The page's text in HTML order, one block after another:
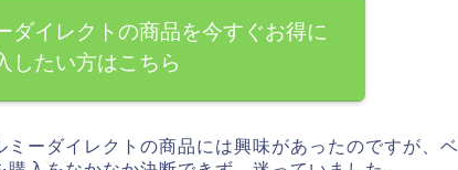
ダイレクトの商品を今すぐお得に
したい方はこちら
ーダイレクトの商品には興味があったのですが、ベ